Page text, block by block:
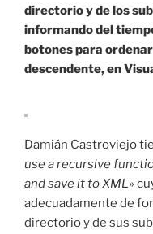
directorio y de los
informando del
botones para
descendente, en
Damián Castroviejo
use a recursive
and save it to XML»
adecuadamente de
directorio y de sus